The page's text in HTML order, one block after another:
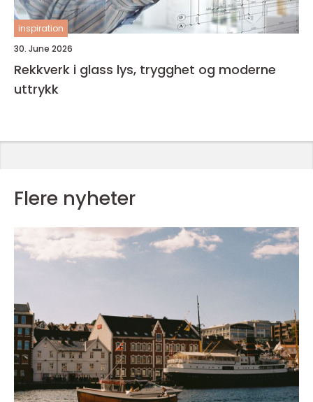
inspiration
30. June 2026
Rekkverk i glass lys, trygghet og moderne
uttrykk
Flere nyheter